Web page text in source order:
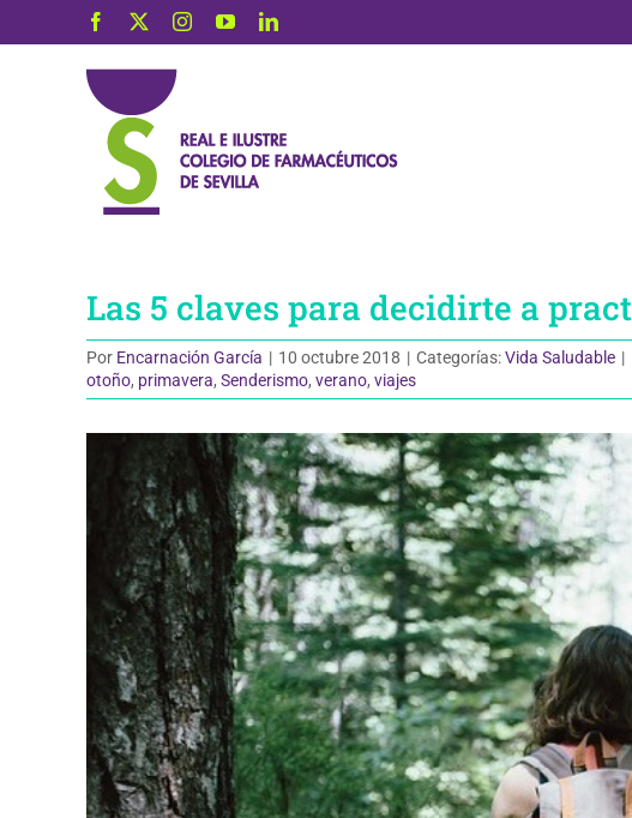
Facebook InstagramYouTubeLinkedIn
Las 5 claves para decidirte a
Por Encarnación García | 10 octubre 2018 | Categorías:Vida Saludable |
otoño, primavera, Senderismo, verano, viajes
imagen
grande